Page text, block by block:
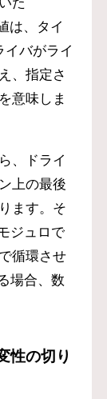
は、タイ
イバがライ
、指定さ
意味しま
、ドライ
上の最後
ます。そ
ジュロで
循環させ
場合、数
性の切り